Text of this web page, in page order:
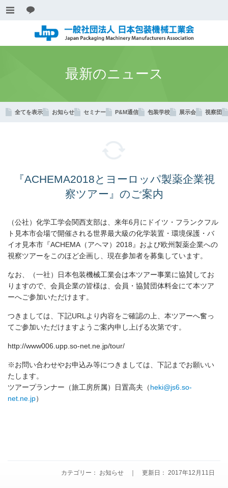
最新のニュース
全てを表示 お知らせ セミナー P&M通信 包装学校 展示会 視察団
『ACHEMA2018とヨーロッパ製薬企業視
察ツアー』のご案内
（公社）化学⼯学会関⻄⽀部は、 来年6 月にドイツ・フランクフル
ト⾒本市会場で開催される世界最大級の化学装置・環境保護・バ
イオ⾒本市『ACHEMA（アヘマ） 2018 』および欧州製薬企業への
視察ツアーをこのほど企画し、現在参加者を募集しています。
なお、（一社）日本包装機械工業会は本ツアー事業に協賛してお
りますので、 会員企業の皆様は、会員・協賛団体料金にて本ツア
ーへご参加いただけます。
つきましては、下記URLより内容をご確認の上、本ツアーへ奮っ
てご参加いただけますよう ご案内申し上げる次第です。
http://www006.upp.so-net.ne.jp/tour/
※お問い合わせやお申込み等につきましては、下記までお願いい
たします。
ツアープランナー（旅⼯房所属）日置高夫（heki@js6.so-
net.ne.jp）
カテゴリー： お知らせ ｜ 更新日： 2017年12月11日